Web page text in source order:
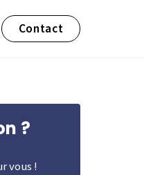
Contact
?
vous !